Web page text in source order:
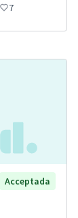
7
Acceptada